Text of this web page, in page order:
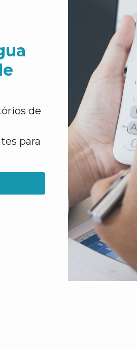
de
para